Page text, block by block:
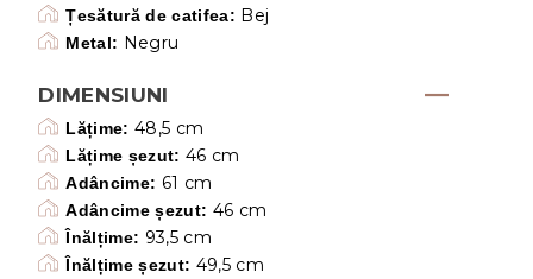
Țesătură de catifea: Bej
Metal: Negru
DIMENSIUNI
Lățime: 48,5 cm
Lățime șezut: 46 cm
Adâncime: 61 cm
Adâncime șezut: 46 cm
Înălțime: 93,5 cm
Înălțime șezut: 49,5 cm